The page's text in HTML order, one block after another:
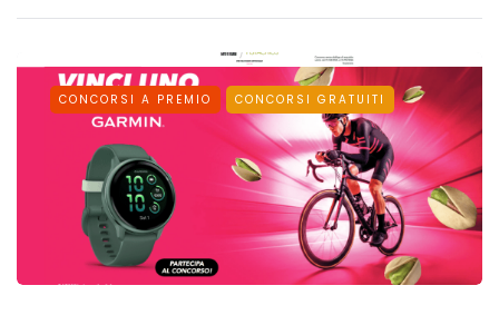
CONCORSI A PREMIO CONCORSI GRATUITI